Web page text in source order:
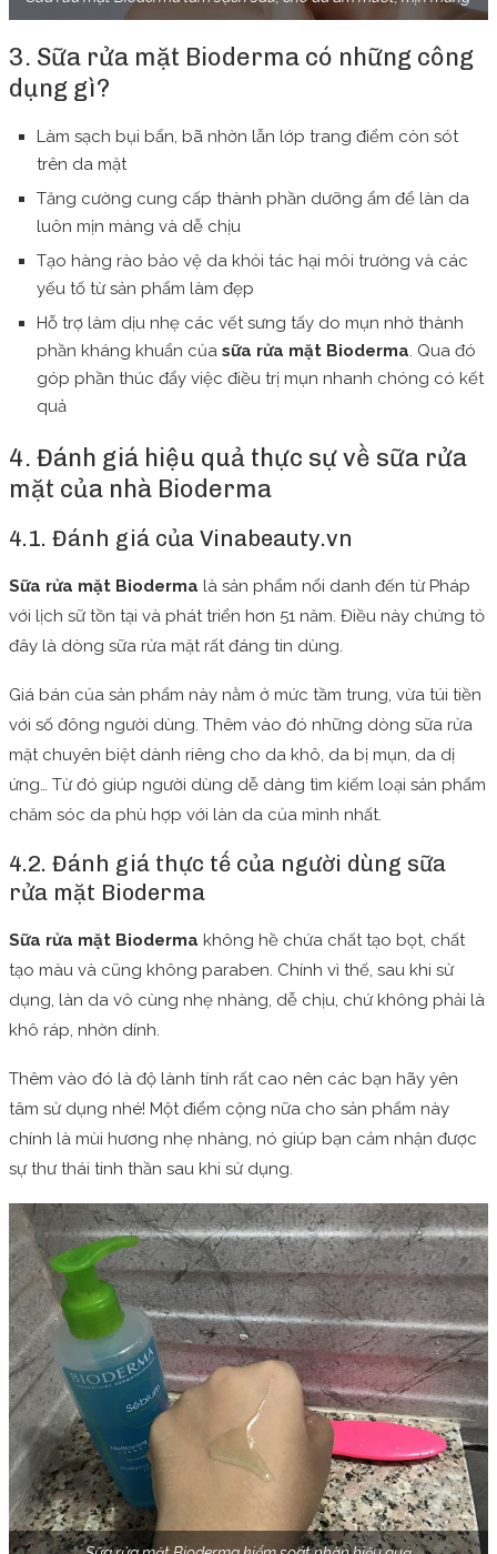
3. Sữa rửa mặt Bioderma có những công
dụng gì?
Làm sạch bụi bẩn, bã nhờn lẫn lớp trang điểm còn sót
trên da mặt
Tăng cường cung cấp thành phần dưỡng ẩm để làn da
luôn mịn màng và dễ chịu
Tạo hàng rào bảo vệ da khỏi tác hại môi trường và các
yếu tố từ sản phẩm làm đẹp
Hỗ trợ làm dịu nhẹ các vết sưng tấy do mụn nhờ thành
phần kháng khuẩn của sữa rửa mặt Bioderma . Qua đó
góp phần thúc đẩy việc điều trị mụn nhanh chóng có kết
quả
4. Đánh giá hiệu quả thực sự về sữa rửa
mặt của nhà Bioderma
4.1. Đánh giá của Vinabeauty.vn
Sữa rửa mặt Bioderma là sản phẩm nổi danh đến từ Pháp
với lịch sữ tồn tại và phát triển hơn 51 năm. Điều này chứng tỏ
đây là dòng sữa rửa mặt rất đáng tin dùng.
Giá bán của sản phẩm này nằm ở mức tầm trung, vừa túi tiền
với số đông người dùng. Thêm vào đó những dòng sữa rửa
mặt chuyên biệt dành riêng cho da khô, da bị mụn, da dị
ứng… Từ đó giúp người dùng dễ dàng tìm kiếm loại sản phẩm
chăm sóc da phù hợp với làn da của mình nhất.
4.2. Đánh giá thực tế của người dùng sữa
rửa mặt Bioderma
Sữa rửa mặt Bioderma không hề chứa chất tạo bọt, chất
tạo màu và cũng không paraben. Chính vì thế, sau khi sử
dụng, làn da vô cùng nhẹ nhàng, dễ chịu, chứ không phải là
khô ráp, nhờn dính.
Thêm vào đó là độ lành tính rất cao nên các bạn hãy yên
tâm sử dụng nhé! Một điểm cộng nữa cho sản phẩm này
chính là mùi hương nhẹ nhàng, nó giúp bạn cảm nhận được
sự thư thái tinh thần sau khi sử dụng.